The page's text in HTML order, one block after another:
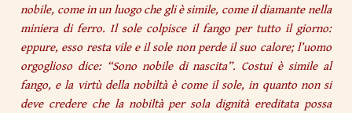
nobile, come in un luogo che gli è simile, come il diamante nella
miniera di ferro. Il sole colpisce il fango per tutto il giorno:
eppure, esso resta vile e il sole non perde il suo calore; l’uomo
orgoglioso dice: “Sono nobile di nascita”. Costui è simile al
fango, e la virtù della nobiltà è come il sole, in quanto non si
deve credere che la nobiltà per sola dignità ereditata possa